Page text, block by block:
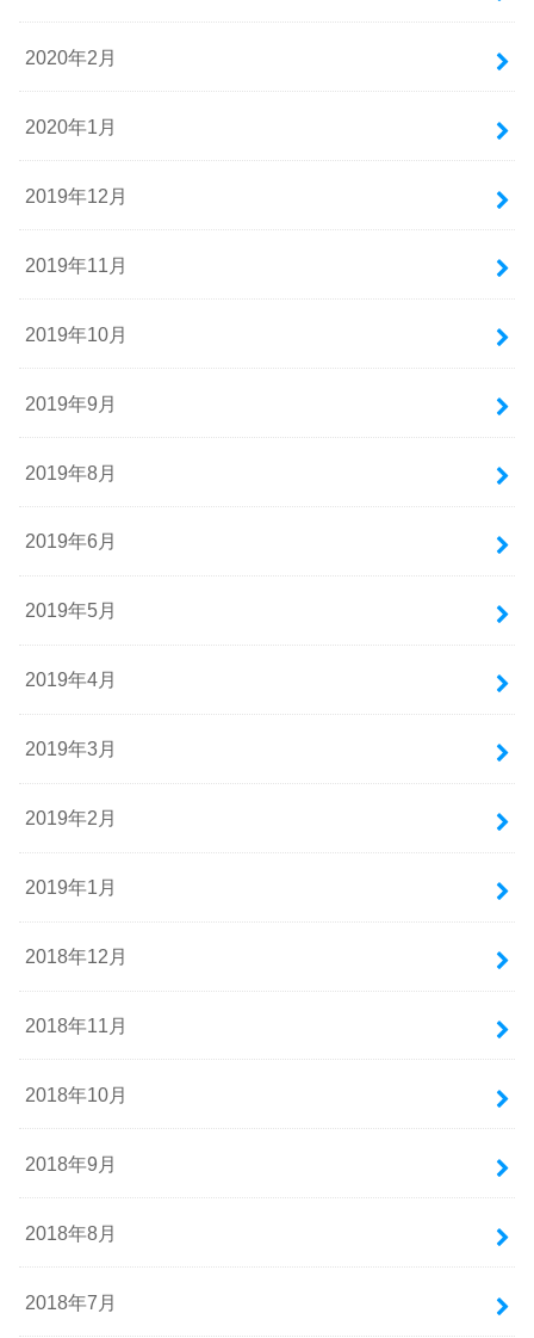
2020年2月
2020年1月
2019年12月
2019年11月
2019年10月
2019年9月
2019年8月
2019年6月
2019年5月
2019年4月
2019年3月
2019年2月
2019年1月
2018年12月
2018年11月
2018年10月
2018年9月
2018年8月
2018年7月